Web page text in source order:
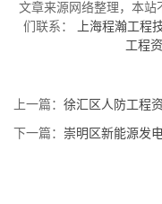
文章来源网络整理，本站
们联系：
上海程瀚工程
工程
上一篇： 徐汇区人防工程
下一篇： 崇明区新能源发